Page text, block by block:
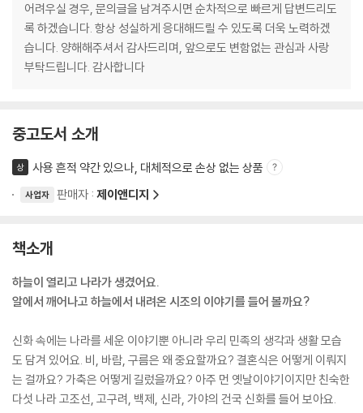
어려우실 경우, 문의글을 남겨주시면 순차적으로 빠르게 답변드리도
록 하겠습니다. 항상 성실하게 응대해드릴 수 있도록 더욱 노력하겠
습니다. 양해해주셔서 감사드리며, 앞으로도 변함없는 관심과 사랑
부탁드립니다. 감사합니다
중고도서 소개
상 사용 흔적 약간 있으나, 대체적으로 손상 없는 상품
사업자 판매자 : 제이앤디지
책소개
하늘이 열리고 나라가 생겼어요.
알에서 깨어나고 하늘에서 내려온 시조의 이야기를 들어 볼까요?
신화 속에는 나라를 세운 이야기뿐 아니라 우리 민족의 생각과 생활 모습
도 담겨 있어요. 비, 바람, 구름은 왜 중요할까요? 결혼식은 어떻게 이뤄지
는 걸까요? 가축은 어떻게 길렀을까요? 아주 먼 옛날이야기이지만 친숙한
다섯 나라 고조선, 고구려, 백제, 신라, 가야의 건국 신화를 들어 보아요.